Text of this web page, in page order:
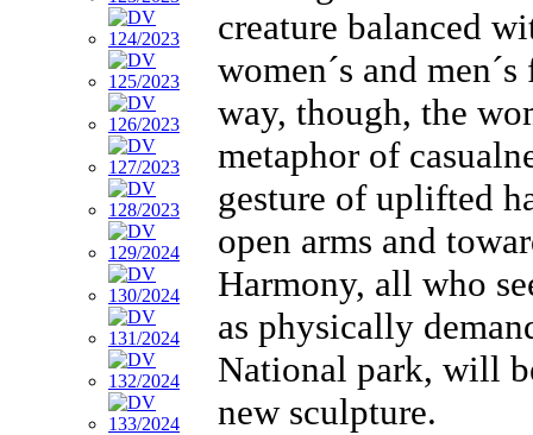
creature balanced
women´s and
way, though, the
metaphor of
gesture of uplifted
open arms and
Harmony, all who
as physically
National park, will
new sculpture.